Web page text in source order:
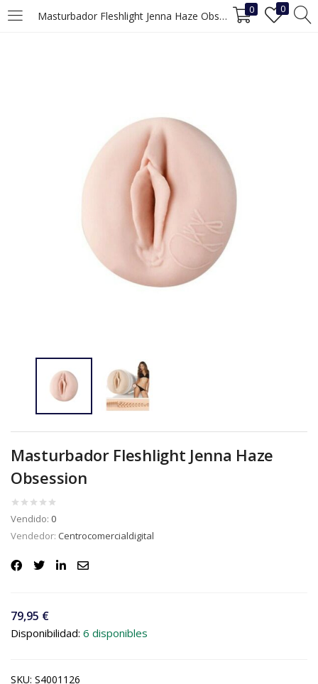
Masturbador Fleshlight Jenna Haze Obsession 0 0
INICIAR SESIÓN REGISTRO
Iniciar Sesión
¿Ha perdido la contraseña?
Masturbador Fleshlight Jenna Haze
Obsession
Vendido: 0
Vendedor: Centrocomercialdigital
79,95 €
Disponibilidad: 6 disponibles
SKU: S4001126